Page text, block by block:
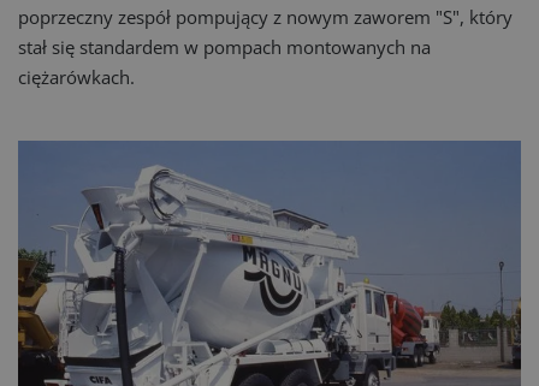
poprzeczny zespół pompujący z nowym zaworem "S", który
stał się standardem w pompach montowanych na
ciężarówkach.